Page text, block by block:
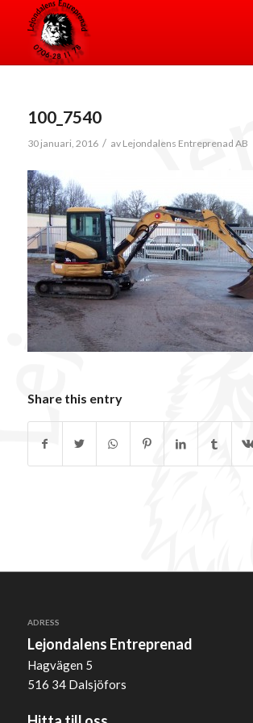
100_7540
30 januari, 2016 / av Lejondalens Entreprenad AB
Share this entry
ADRESS
Lejondalens Entreprenad
Hagvägen 5
516 34 Dalsjöfors